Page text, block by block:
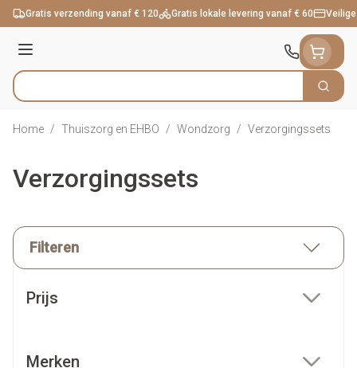
Ga naar de inhoud
Gratis verzending vanaf € 120 Gratis lokale levering vanaf € 60
Menu
Product, merk, categorie... Zoek
Home / Thuiszorg en EHBO / Wondzorg / Verzorgingssets
Verzorgingssets
Filteren
Prijs
Merken